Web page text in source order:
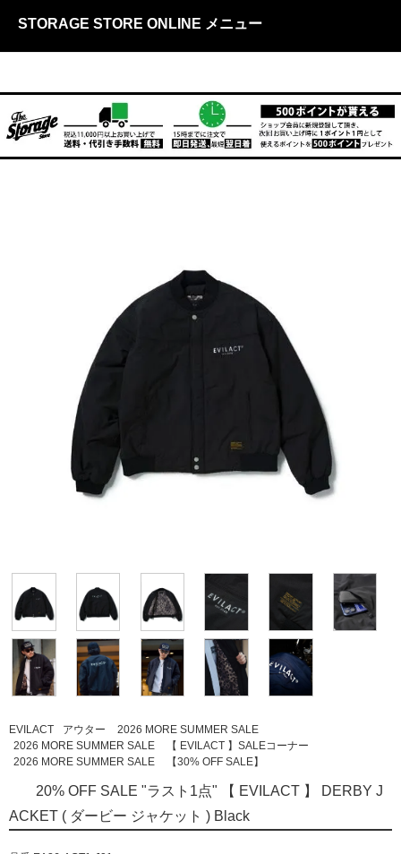
STORAGE STORE ONLINE メニュー
EVILACT アウター
2026 MORE SUMMER SALE
2026 MORE SUMMER SALE
【 EVILACT 】SALEコーナー
2026 MORE SUMMER SALE
【30% OFF SALE】
20% OFF SALE "ラスト1点" 【 EVILACT 】 DERBY J
ACKET ( ダービー ジャケット ) Black